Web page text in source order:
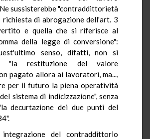
sussisterebbe "contraddittorietà
richiesta di abrogazione dell'art. 3
e quella che si riferisce al
della legge di conversione":
senso, difatti, non si
"la restituzione del valore
pagato allora ai lavoratori, ma...,
per il futuro la piena operatività
sistema di indicizzazione", senza
decurtazione dei due punti del
del contraddittorio